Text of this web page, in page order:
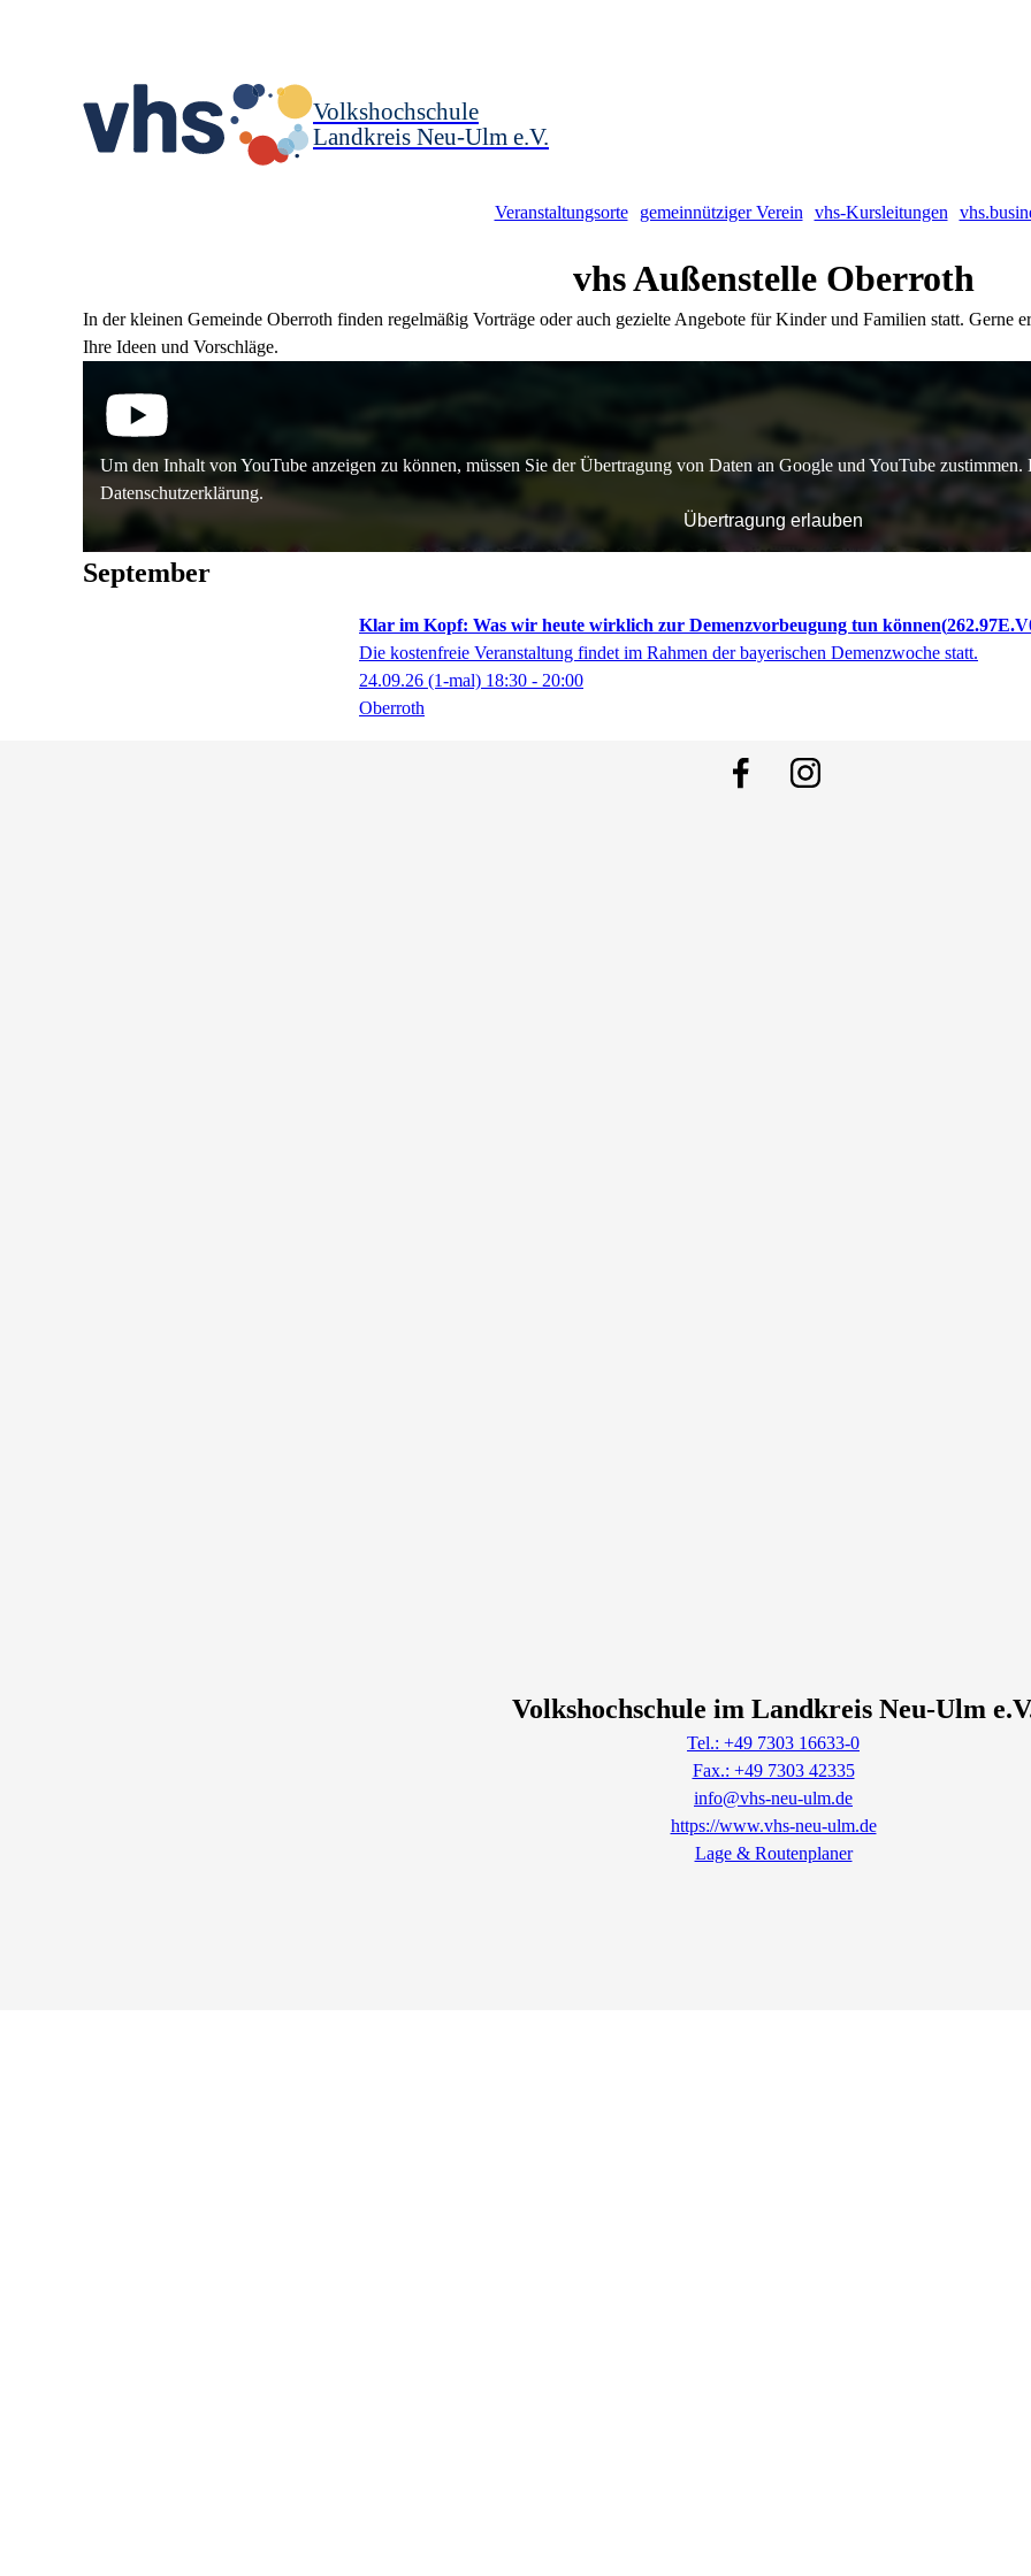
Volkshochschule
Landkreis Neu-Ulm e.V.
Veranstaltungsorte gemeinnütziger Verein vhs-Kursleitungen
vhs Außenstelle Oberroth
In der kleinen Gemeinde Oberroth finden regelmäßig Vorträge oder auch gezielte Angebote für Kinder und Familien statt. Gerne
Ihre Ideen und Vorschläge.
Um den Inhalt von YouTube anzeigen zu können, müssen Sie der Übertragung von Daten an Google und YouTube
Datenschutzerklärung.
Übertragung erlauben
September
Klar im Kopf: Was wir heute wirklich zur Demenzvorbeugung tun können
Die kostenfreie Veranstaltung findet im Rahmen der bayerischen Demenzwoche statt.
24.09.26 (1-mal) 18:30 - 20:00
Oberroth
Volkshochschule im Landkreis Neu-Ulm
Tel.: +49 7303 16633-0
Fax.: +49 7303 42335
info@vhs-neu-ulm.de
https://www.vhs-neu-ulm.de
Lage & Routenplaner